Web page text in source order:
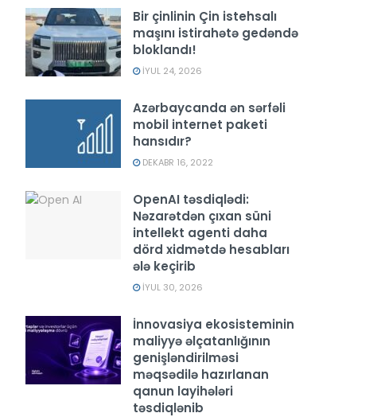
Bir çinlinin Çin istehsalı
maşını istirahətə gedəndə
bloklandı!
İYUL 24, 2026
Azərbaycanda ən sərfəli
mobil internet paketi
hansıdır?
DEKABR 16, 2022
OpenAI təsdiqlədi:
Nəzarətdən çıxan süni
intellekt agenti daha
dörd xidmətdə hesabları
ələ keçirib
İYUL 30, 2026
İnnovasiya ekosisteminin
maliyyə əlçatanlığının
genişləndirilməsi
məqsədilə hazırlanan
qanun layihələri
təsdiqlənib